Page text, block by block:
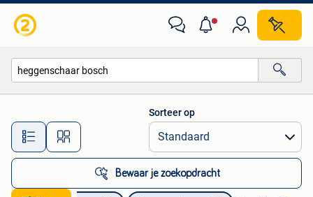
Alle afstanden…
Sorteer op
Bewaar je zoekopdracht